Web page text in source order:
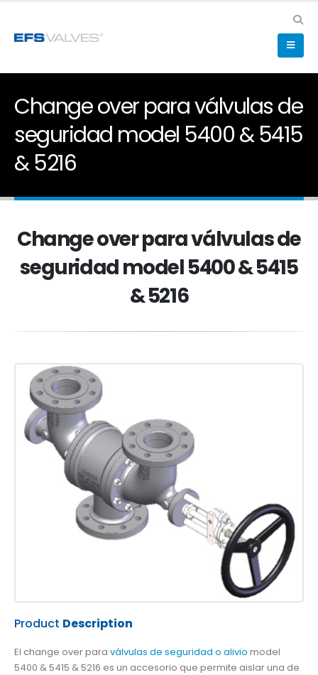
Change over para válvulas de
seguridad model 5400 & 5415
& 5216
Change over para válvulas de
seguridad model 5400 & 5415
& 5216
Product Description
El change over para válvulas de seguridad o alivio model
5400 & 5415 & 5216 es un accesorio que permite aislar una de